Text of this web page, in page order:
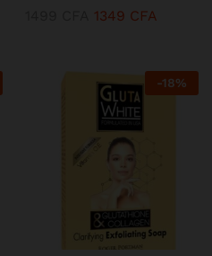
1349 CFA
-18%